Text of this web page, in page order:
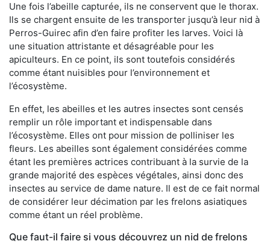
Une fois l’abeille capturée, ils ne conservent que le thorax.
Ils se chargent ensuite de les transporter jusqu’à leur nid à
Perros-Guirec afin d’en faire profiter les larves. Voici là
une situation attristante et désagréable pour les
apiculteurs. En ce point, ils sont toutefois considérés
comme étant nuisibles pour l’environnement et
l’écosystème.
En effet, les abeilles et les autres insectes sont censés
remplir un rôle important et indispensable dans
l’écosystème. Elles ont pour mission de polliniser les
fleurs. Les abeilles sont également considérées comme
étant les premières actrices contribuant à la survie de la
grande majorité des espèces végétales, ainsi donc des
insectes au service de dame nature. Il est de ce fait normal
de considérer leur décimation par les frelons asiatiques
comme étant un réel problème.
Que faut-il faire si vous découvrez un nid de frelons